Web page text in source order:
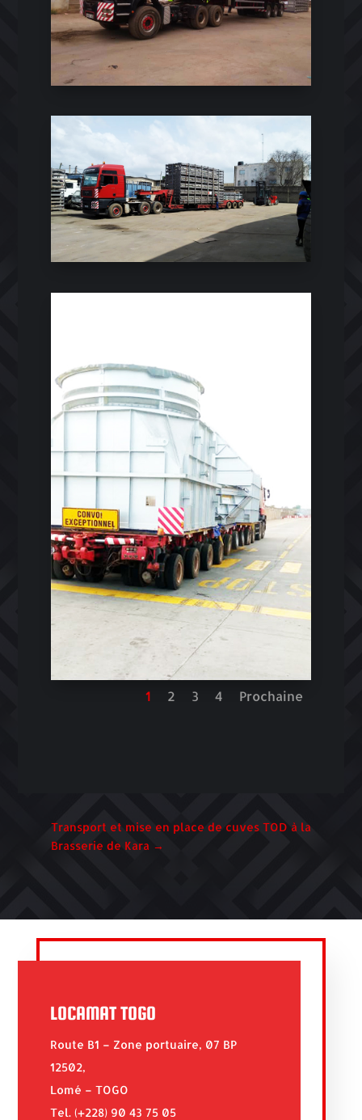
1 2 3 4 Prochaine
Transport et mise en place de cuves TOD à la
Brasserie de Kara →
LOCAMAT TOGO
Route B1 – Zone portuaire, 07 BP
12502,
Lomé – TOGO
Tel. (+228) 90 43 75 05